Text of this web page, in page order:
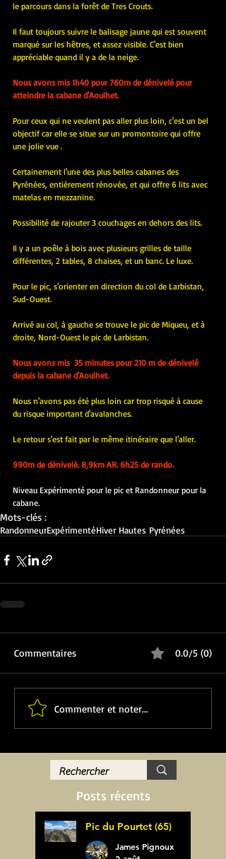
le parcours dans la forêt de Tres Crouts.
Il faut toujours suivre le balisage jaune qui est souvent
marqué sur les hêtres, et assez visible. C'est bien
appréciable quand il y a de la neige.
Nous avons mis 1h40 pour 760m de dénivelé pour
atteindre la cabane d'Aoulhet.
Pour ceux qui ne veulent pas aller plus loin, c'est un bel
objectif car elle se situe sur un promontoire qui offre
une jolie vue .
Certainement l'une des plus belles cabanes des
Pyrénées, entièrement rénovée, et qui offre 6 lits avec
matelas en mezzanine.
Possibilité de rajouter 3 couchages en dehors des lits.
Il y a un poêle à bois avec plusieurs grilles de taille
différentes, 2 tables, 8 chaises, et un banc. Le luxe.
Pour le pic, s'orienter en direction du col de Larbistan,
Sud-Ouest.
Arrivé au col, à gauche se trouve le pic de Miqueu, et à
droite, Nord-Ouest le pic de Larbistan.
Nous avons mis  35 minutes pour 210 m de dénivelé
depuis la cabane d'Aoulhet.
Nous n'avons pas été plus loin car trop risqué à cause
du risque important d'avalanches.
Le retour s'est fait par le même itinéraire que l'aller.
990m de dénivelé. 8,9km AR. 6h25 de rando.
Niveau Expérimenté pour le pic et Randonneur pour la
cabane.
Mots-clés :
RandonneurExpérimentéHiver Hautes Pyrénées
Commentaires 0.0/5 (0)
Commenter et noter...
Posts récents
Pic du Pourtet (65)
James Pignoux